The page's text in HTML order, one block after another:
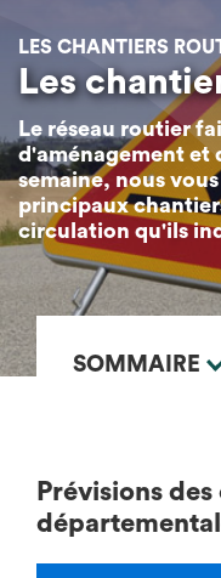
LES CHANTIERS
Les
Le réseau routier
d'aménagement et
semaine, nous
principaux
circulation qu'ils
SOMMAIRE
Prévisions